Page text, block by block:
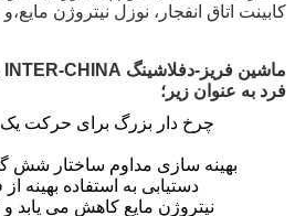
کابینت اتاق انفجار، نوزل نیتروژن
فرد به عنوان زیر؛
چرخ دار بزرگ برای حرکت یک
بهینه سازی مداوم ساختار شش
دستیابی به استفاده بهینه
نیتروژن مایع کاهش می یابد و